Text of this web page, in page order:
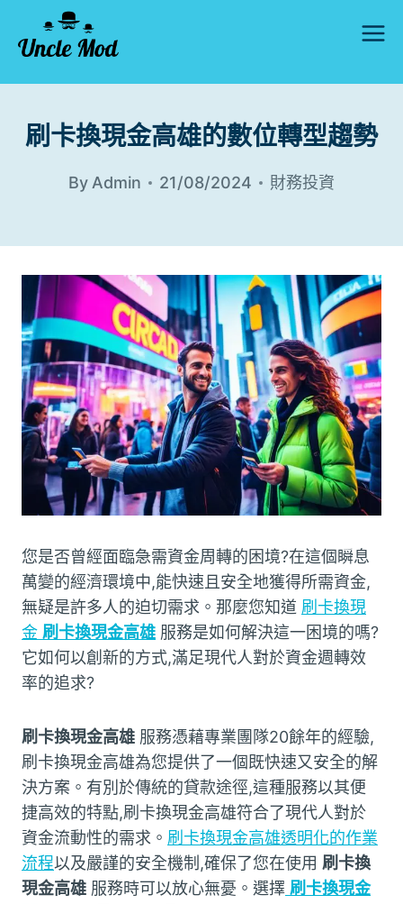
content
刷卡換現金高雄的數位轉型趨勢
By Admin 21/08/2024 財務投資
您是否曾經面臨急需資金周轉的困境?在這個瞬息
萬變的經濟環境中,能快速且安全地獲得所需資金,
無疑是許多人的迫切需求。那麼您知道 刷卡換現
金 刷卡換現金高雄 服務是如何解決這一困境的嗎?
它如何以創新的方式,滿足現代人對於資金週轉效
率的追求?
刷卡換現金高雄 服務憑藉專業團隊20餘年的經驗,
刷卡換現金高雄為您提供了一個既快速又安全的解
決方案。有別於傳統的貸款途徑,這種服務以其便
捷高效的特點,刷卡換現金高雄符合了現代人對於
資金流動性的需求。 刷卡換現金高雄透明化的作業
流程以及嚴謹的安全機制,確保了您在使用 刷卡換
現金高雄 服務時可以放心無憂。選擇 刷卡換現金